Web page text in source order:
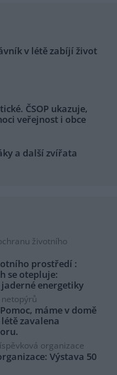
v létě zabíjí život
ČSOP ukazuje,
veřejnost i obce
a další zvířata
životního
prostředí :
se otepluje:
energetiky
máme v domě
zavalena
organizace
Výstava 50